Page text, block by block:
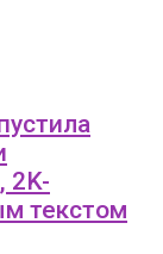
2K-
текстом